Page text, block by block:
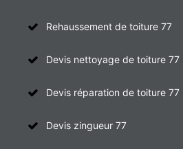
Rehaussement de toiture 77
Devis nettoyage de toiture 77
Devis réparation de toiture 77
Devis zingueur 77